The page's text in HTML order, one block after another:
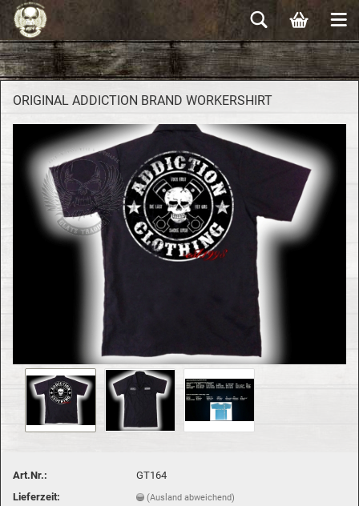
ORI­GI­NAL AD­DIC­TION BRAND WOR­K­ER­SHIRT
Art.Nr.:
GT164
Lieferzeit:
(Ausland abweichend)